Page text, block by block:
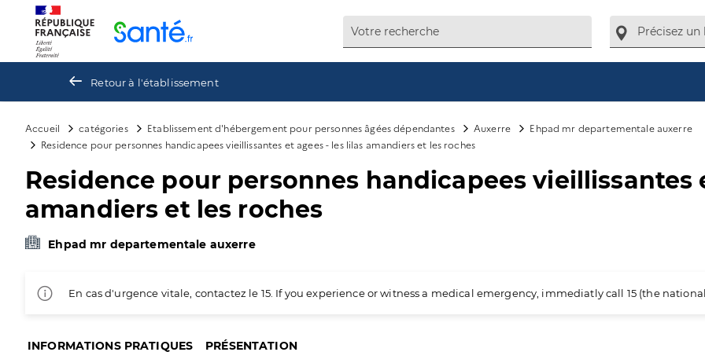
Retour à l'établissement
Accueil catégories Etablissement d'hébergement pour personnes âgées dépendantes Auxerre
Ehpad mr departementale auxerre
Residence pour personnes handicapees vieillissantes et agees - les lilas amandiers et les roches
Residence pour personnes handicapees vieillissantes
amandiers et les roches
Ehpad mr departementale auxerre
En cas d'urgence vitale, contactez le 15. If you experience or witness a medical emergency, immediatly call 15 (the
INFORMATIONS PRATIQUES PRÉSENTATION
Panneau de gestion des cookies